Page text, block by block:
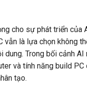
cho sự phát triển
là lựa chọn không
Trong bối cảnh
và tính năng build
tạo.